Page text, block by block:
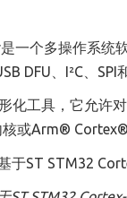
一个多操作系统
DFU、I²C、SPI
化工具，它允许
或Arm® Cortex®